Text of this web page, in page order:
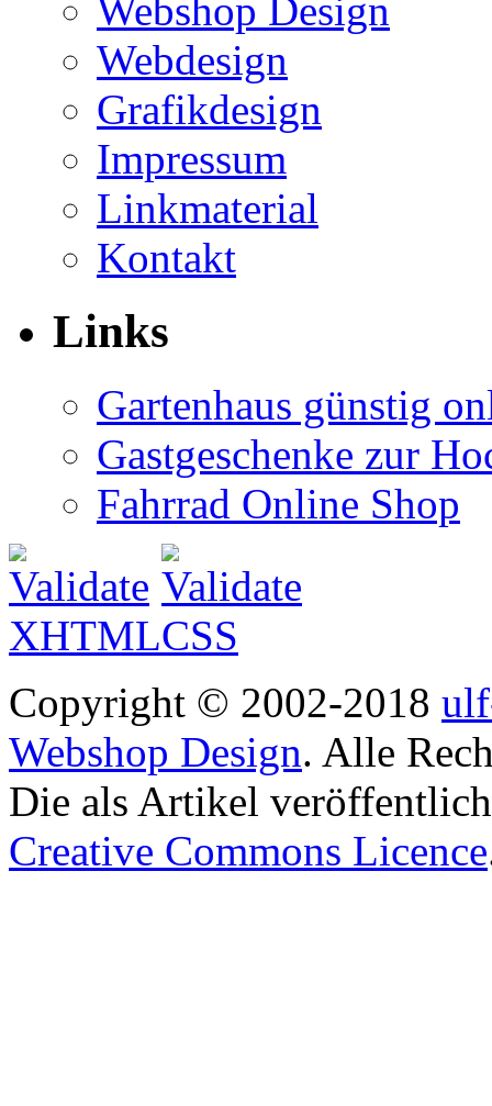
Webshop Design
Webdesign
Grafikdesign
Impressum
Linkmaterial
Kontakt
Links
Gartenhaus günstig
Gastgeschenke zur
Fahrrad Online Shop
Copyright © 2002-2018
Webshop Design. Alle
Die als Artikel
Creative Commons Licence